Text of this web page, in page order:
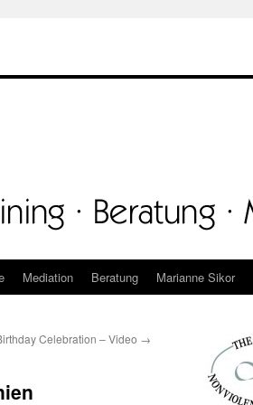
Mediation Beratung Marianne Sikor
Celebration – Video →